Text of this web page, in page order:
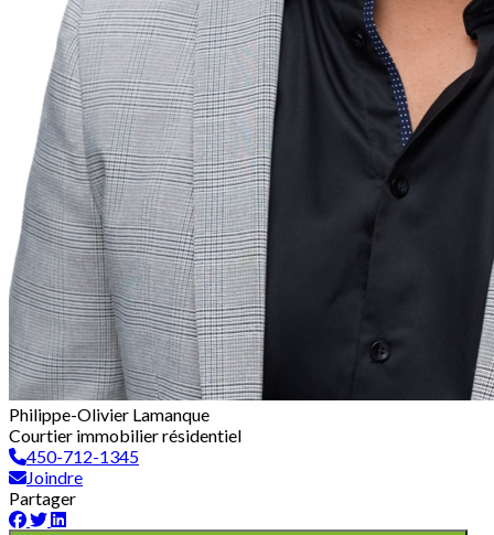
Philippe-Olivier Lamanque
Courtier immobilier résidentiel
450-712-1345
Joindre
Partager